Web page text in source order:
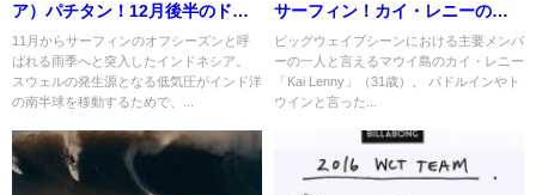
ア）パチタン！12月後半のドロ
ーン動画や波情報
11月からサーフィンのオフシーズンと呼
ばれる雨季へと突入したインドネシア。
スウェルの発生源となる低気圧がインド洋
の南半球を移動するためで、...
サーフィン！カイ・レニーのハ
イライト動画
ビッグウェイブシーンにおける主要メンバ
ーの一人と言えるマウイ島のカイ・レニー
「Kai Lenny」（31歳）。 パドルインやト
ウインと言った...